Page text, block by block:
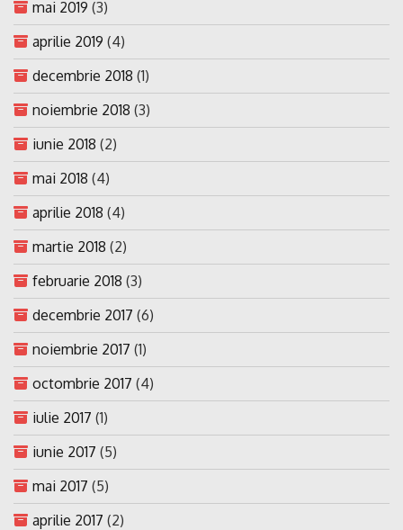
mai 2019 (3)
aprilie 2019 (4)
decembrie 2018 (1)
noiembrie 2018 (3)
iunie 2018 (2)
mai 2018 (4)
aprilie 2018 (4)
martie 2018 (2)
februarie 2018 (3)
decembrie 2017 (6)
noiembrie 2017 (1)
octombrie 2017 (4)
iulie 2017 (1)
iunie 2017 (5)
mai 2017 (5)
aprilie 2017 (2)